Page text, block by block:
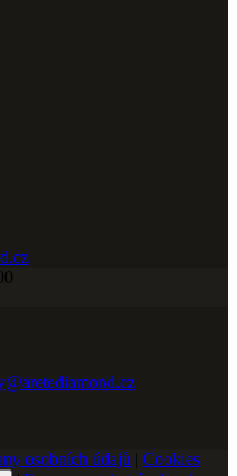
osobních údajů | Cookies